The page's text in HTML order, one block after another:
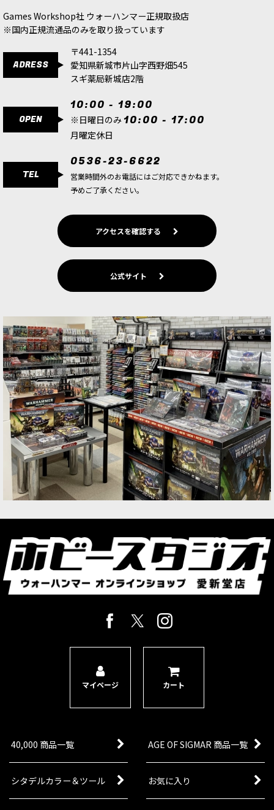
Games Workshop社 ウォーハンマー正規取扱店
※国内正規流通品のみを取り扱っています
ADRESS
〒441-1354
愛知県新城市片山字西野畑545
スギ薬局新城店2階
OPEN
10:00 - 19:00
※日曜日のみ 10:00 - 17:00
月曜定休日
TEL
0536-23-6622
営業時間外のお電話にはご対応できかねます。
予めご了承ください。
アクセスを確認する
公式サイト
マイページ カート
40,000 商品一覧 AGE OF SIGMAR 商品一覧
シタデルカラー＆ツール お気に入り